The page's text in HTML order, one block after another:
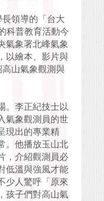
領導的「台大
科普教育活動今
氣象署北峰氣象
以繪本、影片與
山氣象觀測與
。李正紀技士以
氣象觀測員的世
現出的專業精
。他播放玉山北
，介紹觀測員必
低溫與強風才能
少人驚呼「原來
孩子們對高山氣